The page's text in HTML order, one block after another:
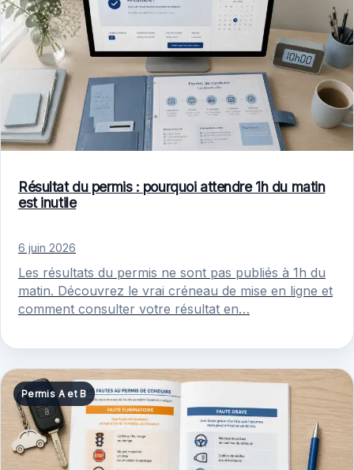
Résultat du permis : pourquoi attendre 1h du matin
est inutile
6 juin 2026
Les résultats du permis ne sont pas publiés à 1h du
matin. Découvrez le vrai créneau de mise en ligne et
comment consulter votre résultat en…
Permis A et B